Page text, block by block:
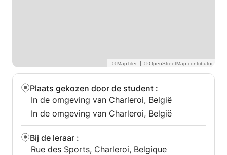
Ik spreek uw taal en begrijp uw uitdagingen
Ik maak gebruik van moderne, motiverende
lesmethoden
Je leert niet alleen de taal, maar ook de cultuur en
Arabische tradities
En het allerbelangrijkste: wij zorgen ervoor dat leren
leuk en natuurlijk wordt!
|
Plaats gekozen door de student :
In de omgeving van Charleroi, België
In de omgeving van Charleroi, België
Bij de leraar :
Rue des Sports, Charleroi, Belgique